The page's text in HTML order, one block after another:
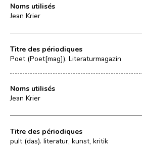
Noms utilisés
Jean Krier
Titre des périodiques
Poet (Poet[mag]). Literaturmagazin
Noms utilisés
Jean Krier
Titre des périodiques
pult (das). literatur, kunst, kritik